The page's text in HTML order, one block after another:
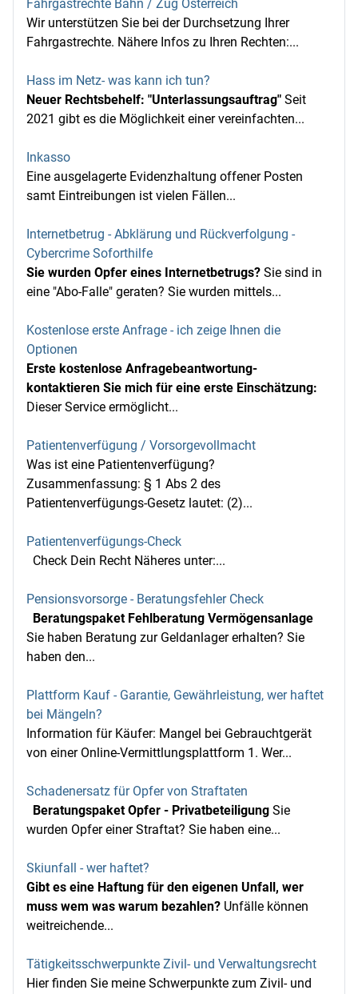
Fahrgastrechte Bahn / Zug Österreich
Wir unterstützen Sie bei der Durchsetzung Ihrer
Fahrgastrechte. Nähere Infos zu Ihren Rechten:...
Hass im Netz- was kann ich tun?
Neuer Rechtsbehelf: "Unterlassungsauftrag" Seit
2021 gibt es die Möglichkeit einer vereinfachten...
Inkasso
Eine ausgelagerte Evidenzhaltung offener Posten
samt Eintreibungen ist vielen Fällen...
Internetbetrug - Abklärung und Rückverfolgung -
Cybercrime Soforthilfe
Sie wurden Opfer eines Internetbetrugs? Sie sind in
eine "Abo-Falle" geraten? Sie wurden mittels...
Kostenlose erste Anfrage - ich zeige Ihnen die
Optionen
Erste kostenlose Anfragebeantwortung-
kontaktieren Sie mich für eine erste Einschätzung:
Dieser Service ermöglicht...
Patientenverfügung / Vorsorgevollmacht
Was ist eine Patientenverfügung?
Zusammenfassung: § 1 Abs 2 des
Patientenverfügungs-Gesetz lautet: (2)...
Patientenverfügungs-Check
Check Dein Recht Näheres unter:...
Pensionsvorsorge - Beratungsfehler Check
Beratungspaket Fehlberatung Vermögensanlage
Sie haben Beratung zur Geldanlager erhalten? Sie
haben den...
Plattform Kauf - Garantie, Gewährleistung, wer haftet
bei Mängeln?
Information für Käufer: Mangel bei Gebrauchtgerät
von einer Online‑Vermittlungsplattform 1. Wer...
Schadenersatz für Opfer von Straftaten
Beratungspaket Opfer - Privatbeteiligung Sie
wurden Opfer einer Straftat? Sie haben eine...
Skiunfall - wer haftet?
Gibt es eine Haftung für den eigenen Unfall, wer
muss wem was warum bezahlen? Unfälle können
weitreichende...
Tätigkeitsschwerpunkte Zivil- und Verwaltungsrecht
Hier finden Sie meine Schwerpunkte zum Zivil- und